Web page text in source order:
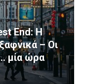
End: Η
– Οι
μία ώρα